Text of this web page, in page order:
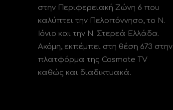
στην Περιφερειακή Ζώνη 6 που
καλύπτει την Πελοπόννησο, το N.
Ιόνιο και την Ν. Στερεά Ελλάδα.
Ακόμη, εκπέμπει στη θέση 673 στην
πλατφόρμα της Cosmote TV
καθώς και διαδικτυακά.